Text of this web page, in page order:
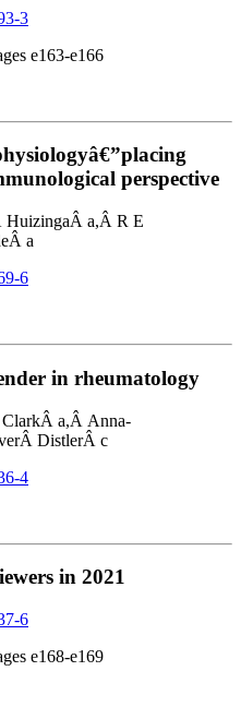
3
e163-e166
perspective
HuizingaÂ a,Â R E
a
6
in rheumatology
a,Â Anna-
DistlerÂ c
4
in 2021
6
e168-e169